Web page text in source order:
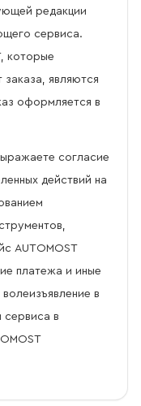
редакции
сервиса.
которые
являются
оформляется в
согласие
действий на
AUTOMOST
платежа и иные
в
сервиса в